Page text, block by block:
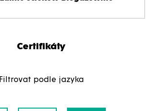
Certifikáty
Filtrovat podle jazyka